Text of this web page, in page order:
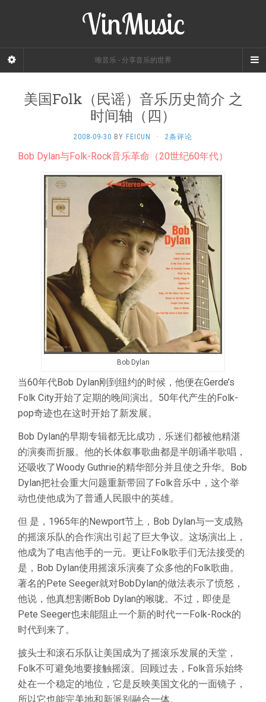
VinMusic
唯音乐 - 分享音乐的世界
美国Folk（民谣）音乐历史简介 之
时间轴（四）
2008-09-30 BY FEICUN · 2条评论
Bob Dylan与Folk-Rock音乐革命（20世纪60年代）
Bob Dylan
当60年代Bob Dylan刚到纽约的时候，他便在Gerde’s
Folk City开始了定期的晚间演出。50年代产生的Folk-
pop奇迹也在这时开始了新发展。
Bob Dylan的早期专辑都无比成功，乐迷们都被他精湛
的演奏而折服。他的长体叙事歌曲都是半朗诵半歌唱，
还吸收了Woody Guthrie的精华部分并且使之升华。Bob
Dylan把社会重大问题重新带回了Folk音乐中，这个举
动也使他成为了普通人民眼中的英雄。
但 是，1965年的Newport节上，Bob Dylan与一支成熟
的摇滚乐队的合作演出引起了巨大争议。这场演出上，
他成为了电吉他手的一元。更让Folk歌手们无法接受的
是，Bob Dylan使用摇滚乐演奏了众多他的Folk歌曲。
著名的Pete Seeger就对BobDylan的做法表示了愤怒，
他说，他真想割断Bob Dylan的喉咙。不过，即使是
Pete Seeger也未能阻止一个新的时代——Folk-Rock的
时代到来了。
披头士和滚石乐队让美国成为了摇滚乐发展的天堂，
Folk不可避免地要接触摇滚。回顾过去，Folk音乐始终
处在一个稳定的地位，它是反映美国文化的一面镜子，
所以它也能完美地和新派别融合一体。